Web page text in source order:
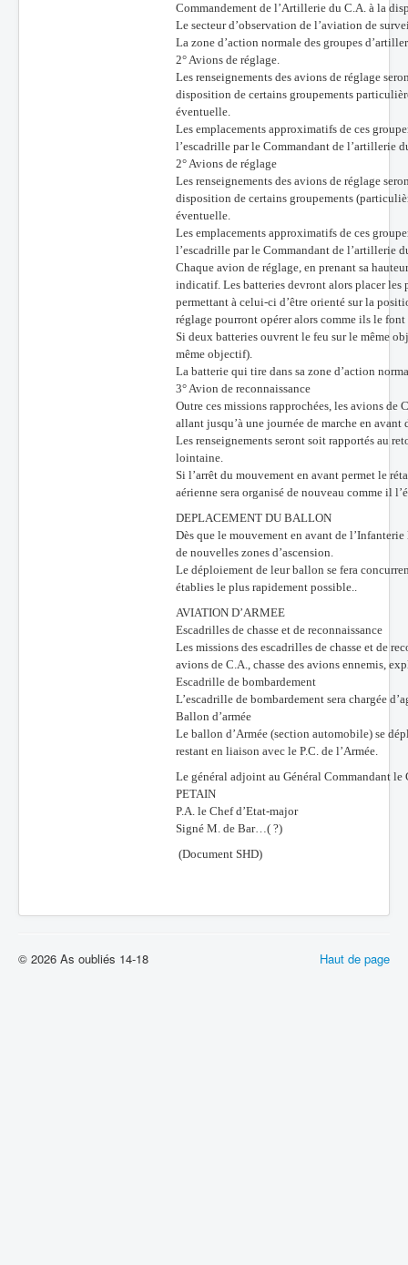
Commandement de l’Artillerie du C.A. à la
Le secteur d’observation de l’aviation de
La zone d’action normale des groupes
2° Avions de réglage.
Les renseignements des avions de réglage
disposition de certains groupements
éventuelle.
Les emplacements approximatifs de ces
l’escadrille par le Commandant de l’artillerie
2° Avions de réglage
Les renseignements des avions de réglage
disposition de certains groupements
éventuelle.
Les emplacements approximatifs de ces
l’escadrille par le Commandant de l’artillerie
Chaque avion de réglage, en prenant sa
indicatif. Les batteries devront alors placer les
permettant à celui-ci d’être orienté sur la
réglage pourront opérer alors comme ils le
Si deux batteries ouvrent le feu sur le même
même objectif).
La batterie qui tire dans sa zone d’action
3° Avion de reconnaissance
Outre ces missions rapprochées, les avions de
allant jusqu’à une journée de marche en avant
Les renseignements seront soit rapportés au
lointaine.
Si l’arrêt du mouvement en avant permet le
aérienne sera organisé de nouveau comme il
DEPLACEMENT DU BALLON
Dès que le mouvement en avant de
de nouvelles zones d’ascension.
Le déploiement de leur ballon se fera
établies le plus rapidement possible..
AVIATION D’ARMEE
Escadrilles de chasse et de reconnaissance
Les missions des escadrilles de chasse et de
avions de C.A., chasse des avions ennemis,
Escadrille de bombardement
L’escadrille de bombardement sera chargée
Ballon d’armée
Le ballon d’Armée (section automobile) se
restant en liaison avec le P.C. de l’Armée.
Le général adjoint au Général Commandant le
PETAIN
P.A. le Chef d’Etat-major
Signé M. de Bar…( ?)
(Document SHD)
Haut de page
© 2026 As oubliés 14-18